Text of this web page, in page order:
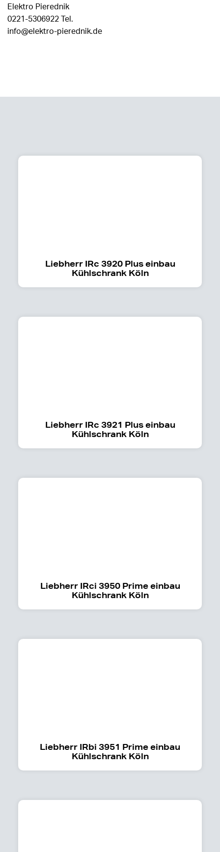
Elektro Pierednik
0221-5306922 Tel.
info@elektro-pierednik.de
Liebherr IRc 3920 Plus einbau
Kühlschrank Köln
Liebherr IRc 3921 Plus einbau
Kühlschrank Köln
Liebherr IRci 3950 Prime einbau
Kühlschrank Köln
Liebherr IRbi 3951 Prime einbau
Kühlschrank Köln